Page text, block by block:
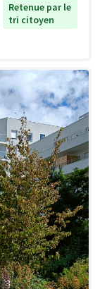
Retenue par le
tri citoyen